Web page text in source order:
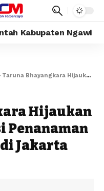
Kabupaten Ngawi
Taruna Bhayangkara Hijaukan Negeri Lewat Aksi Penanaman 100 Pohon Bakau di Jakarta Utara
Hijaukan
Penanaman
di Jakarta